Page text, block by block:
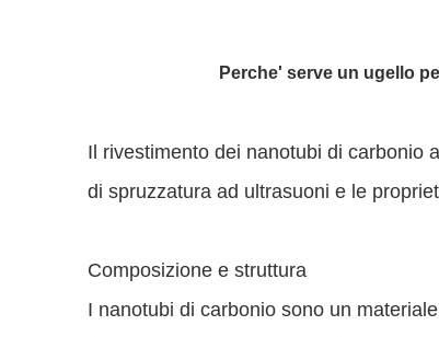
Perche' serve un ugello
Il rivestimento dei nanotubi di carbonio
di spruzzatura ad ultrasuoni e le
Composizione e struttura
I nanotubi di carbonio sono un